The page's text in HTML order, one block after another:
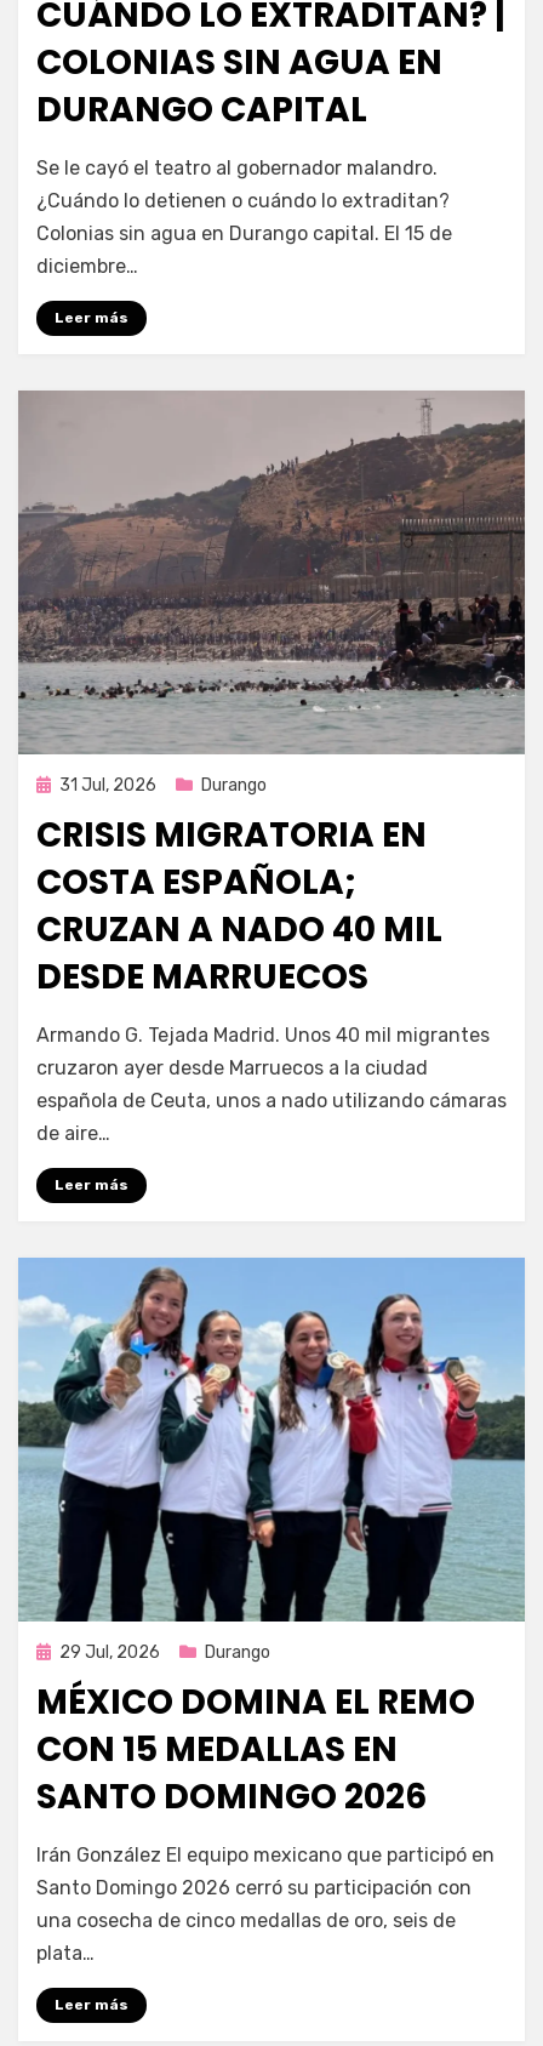
CUÁNDO LO EXTRADITAN? |
COLONIAS SIN AGUA EN
DURANGO CAPITAL
por Fernando Miranda Servín
Se le cayó el teatro al gobernador malandro.
¿Cuándo lo detienen o cuándo lo extraditan?
Colonias sin agua en Durango capital. El 15 de
diciembre…
Leer más
Publicada
31 Jul, 2026 Durango
CRISIS MIGRATORIA EN
COSTA ESPAÑOLA;
CRUZAN A NADO 40 MIL
DESDE MARRUECOS
Fernando Miranda Servín
Armando G. Tejada Madrid. Unos 40 mil migrantes
cruzaron ayer desde Marruecos a la ciudad
española de Ceuta, unos a nado utilizando cámaras
de aire…
Leer más
Publicada
29 Jul, 2026 Durango
MÉXICO DOMINA EL REMO
CON 15 MEDALLAS EN
SANTO DOMINGO 2026
por Fernando Miranda Servín
Irán González El equipo mexicano que participó en
Santo Domingo 2026 cerró su participación con
una cosecha de cinco medallas de oro, seis de
plata…
Leer más